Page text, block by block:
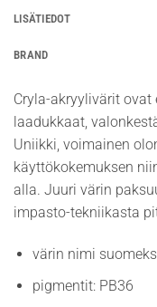
LISÄTIEDOT
BRAND
Cryla-akryylivärit
laadukkaat,
Uniikki, voimainen
käyttökokemuksen
alla. Juuri värin
impasto-tekniikasta
värin nimi
pigmentit: PB36